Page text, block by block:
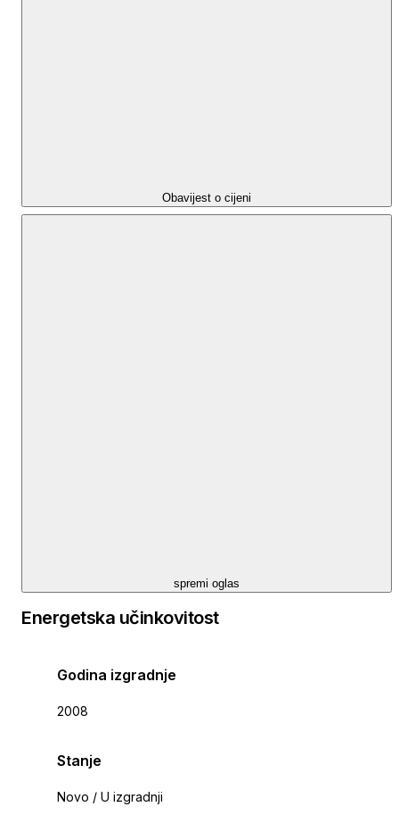
Obavijest o cijeni
spremi oglas
Energetska učinkovitost
Godina izgradnje
2008
Stanje
Novo / U izgradnji